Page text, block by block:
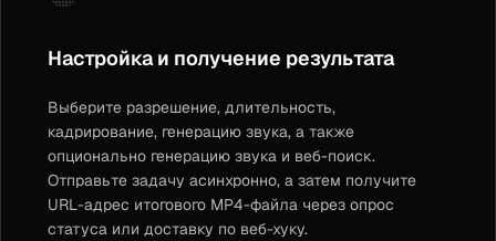
Настройка и получение результата
Выберите разрешение, длительность,
кадрирование, генерацию звука, а также
опционально генерацию звука и веб-поиск.
Отправьте задачу асинхронно, а затем получите
URL-адрес итогового MP4-файла через опрос
статуса или доставку по веб-хуку.